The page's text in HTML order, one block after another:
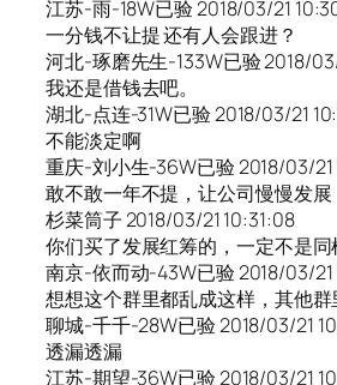
江苏-雨-18W已验 2018/03/21
一分钱不让提 还有人会跟进？
河北-琢磨先生-133W已验 2018/
我还是借钱去吧。
湖北-点连-31W已验 2018/03/21
不能淡定啊
重庆-刘小生-36W已验 2018/03/21
敢不敢一年不提，让公司慢慢发展
杉菜筒子 2018/03/21 10:31:08
你们买了发展红筹的，一定不是同
南京-依而动-43W已验 2018/03/21
想想这个群里都乱成这样，其他
聊城-千千-28W已验 2018/03/21
透漏透漏
江苏-期望-36W已验 2018/03/21